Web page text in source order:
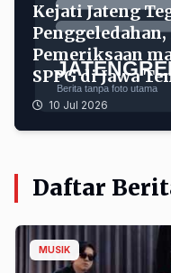
Kejati Jateng
Pemeriksaan
SPPG di Jawa
10 Jul 2026
Daftar
MUSIK